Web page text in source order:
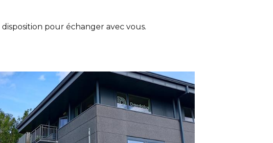
pour échanger avec vous.